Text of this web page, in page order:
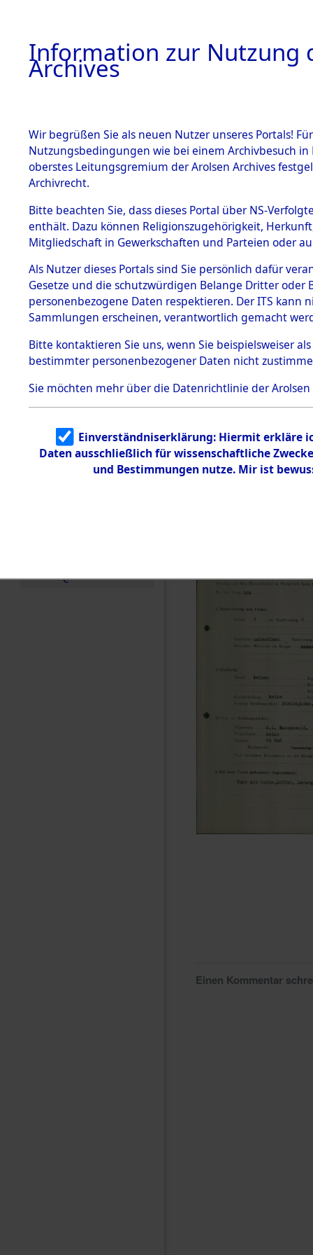
BESTÄNDE
1.
mente
5. Verschiedenes
5.3
Todesmärsche
5.3.1 Alliierte
Erhebungen
zu
Todesmärsch
en
5.3.2
Identifizierun
g
5.3.3
Todesmärsch
e
auf dem
zur
Roding,
zwischen
km)
Leben
0001
Einen Kommentar
Information zur Nutzung
Archives
Wir begrüßen Sie als neuen Nutzer unseres Portals!
Nutzungsbedingungen wie bei einem Archivbesuch
oberstes Leitungsgremium der Arolsen Archives
Archivrecht.
Bitte beachten Sie, dass dieses Portal über NS-
enthält. Dazu können Religionszugehörigkeit,
Mitgliedschaft in Gewerkschaften und Parteien oder
Als Nutzer dieses Portals sind Sie persönlich dafür
Gesetze und die schutzwürdigen Belange Dritter
personenbezogene Daten respektieren. Der ITS
Sammlungen erscheinen, verantwortlich gemacht
Bitte kontaktieren Sie uns, wenn Sie beispielsweiser
bestimmter personenbezogener Daten nicht
Sie möchten mehr über die Datenrichtlinie der Arolsen
Einverständniserklärung: Hiermit erkläre
Daten ausschließlich für wissenschaftliche
und Bestimmungen nutze. Mir ist